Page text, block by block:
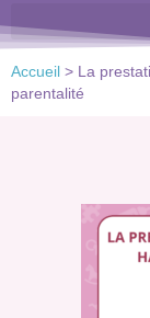
Accueil >
La
parentalité